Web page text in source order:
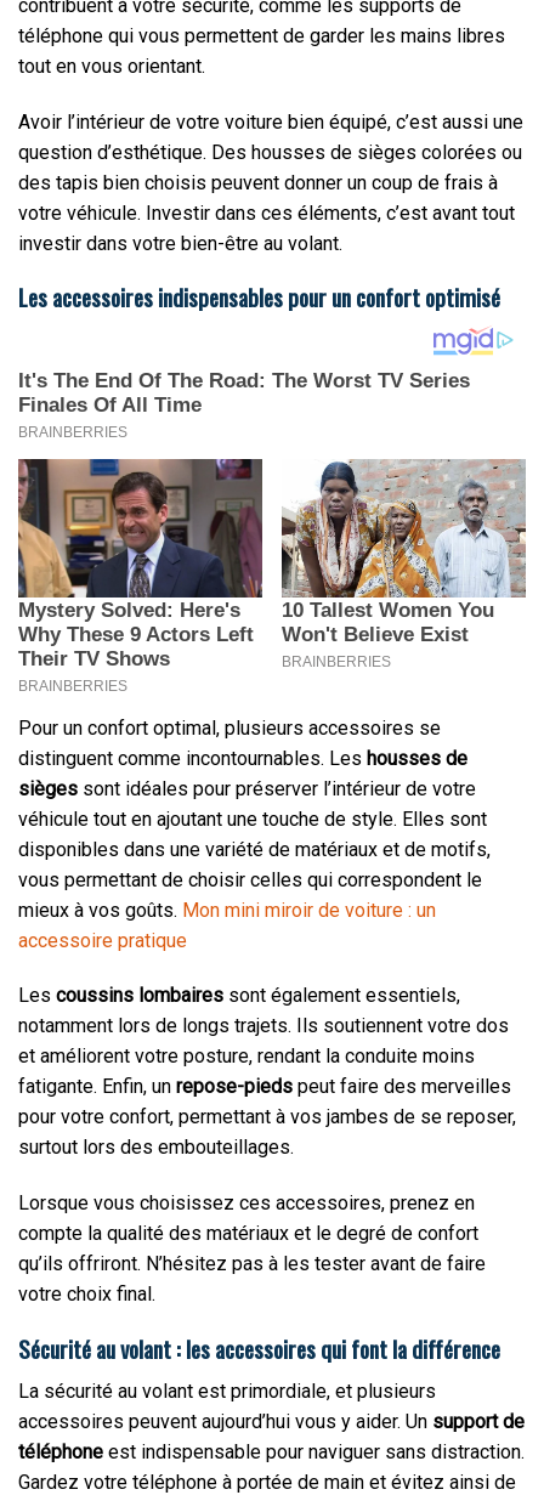
contribuent à votre sécurité, comme les supports de
téléphone qui vous permettent de garder les mains libres
tout en vous orientant.
Avoir l’intérieur de votre voiture bien équipé, c’est aussi une
question d’esthétique. Des housses de sièges colorées ou
des tapis bien choisis peuvent donner un coup de frais à
votre véhicule. Investir dans ces éléments, c’est avant tout
investir dans votre bien-être au volant.
Les accessoires indispensables pour un confort optimisé
Pour un confort optimal, plusieurs accessoires se
distinguent comme incontournables. Les housses de
sièges sont idéales pour préserver l’intérieur de votre
véhicule tout en ajoutant une touche de style. Elles sont
disponibles dans une variété de matériaux et de motifs,
vous permettant de choisir celles qui correspondent le
mieux à vos goûts. Mon mini miroir de voiture : un
accessoire pratique
Les coussins lombaires sont également essentiels,
notamment lors de longs trajets. Ils soutiennent votre dos
et améliorent votre posture, rendant la conduite moins
fatigante. Enfin, un repose-pieds peut faire des merveilles
pour votre confort, permettant à vos jambes de se reposer,
surtout lors des embouteillages.
Lorsque vous choisissez ces accessoires, prenez en
compte la qualité des matériaux et le degré de confort
qu’ils offriront. N’hésitez pas à les tester avant de faire
votre choix final.
Sécurité au volant : les accessoires qui font la différence
La sécurité au volant est primordiale, et plusieurs
accessoires peuvent aujourd’hui vous y aider. Un support de
téléphone est indispensable pour naviguer sans distraction.
Gardez votre téléphone à portée de main et évitez ainsi de